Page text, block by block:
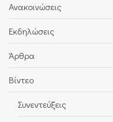
Ανακοινώσεις
Εκδηλώσεις
Άρθρα
Βίντεο
Συνεντεύξεις